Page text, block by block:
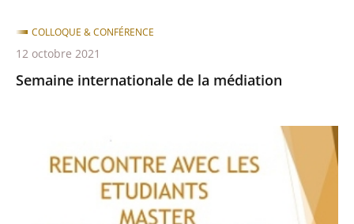
Semaine internationale de la médiation
COLLOQUE & CONFÉRENCE
12 octobre 2021